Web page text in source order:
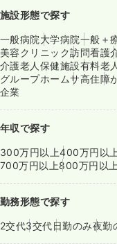
施設形態で探す
一般病院大学病院一般＋
美容クリニック訪問看護
介護老人保健施設有料老
グループホームサ高住障
企業
年収で探す
300万円以上400万円以上
700万円以上800万円以上
勤務形態で探す
2交代3交代日勤のみ夜勤